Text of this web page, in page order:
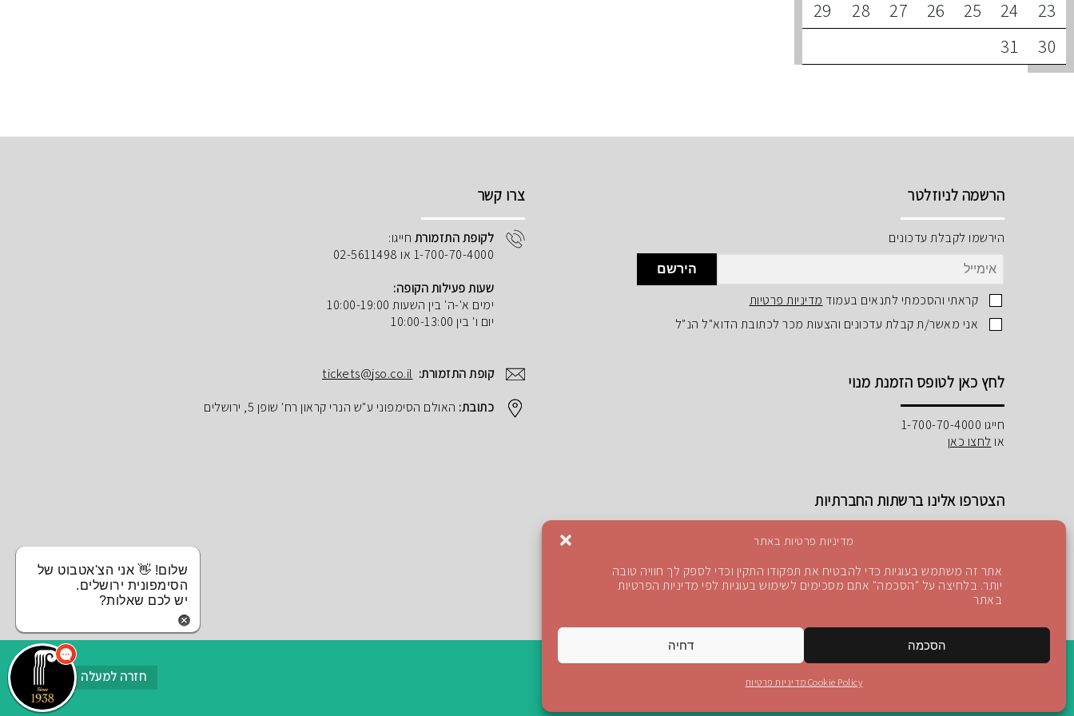
מדיניות פרטיות באתר
אתר זה משתמש בעוגיות כדי להבטיח את תפקודו התקין וכדי לספק לך חוויה טובה
יותר. בלחיצה על "הסכמה" אתם מסכימים לשימוש בעוגיות לפי מדיניות הפרטיות
באתר
הסכמה דחיה
Cookie Policy מדיניות פרטיות
23
24
25
26
27
28
29
30
31
הרשמה לניוזלטר
הירשמו לקבלת עדכונים
הירשם
קראתי והסכמתי לתנאים בעמוד מדיניות פרטיות
אני מאשר/ת קבלת עדכונים והצעות מכר לכתובת הדוא"ל הנ"ל
לחץ כאן לטופס הזמנת מנוי
חייגו 1-700-70-4000
או לחצו כאן
הצטרפו אלינו ברשתות החברתיות
facebook
YouTube
Blog
Instagram
צרו קשר
לקופת התזמורת חייגו:
1-700-70-4000 או 02-5611498
שעות פעילות הקופה:
ימים א'-ה' בין השעות 10:00-19:00
יום ו' בין 10:00-13:00
קופת התזמורת: tickets@jso.co.il
כתובת: האולם הסימפוני ע"ש הנרי קראון רח' שופן 5, ירושלים
חזרה למעלה
שלום! 👋 אני הצ'אטבוט של
הסימפונית ירושלים.
יש לכם שאלות?